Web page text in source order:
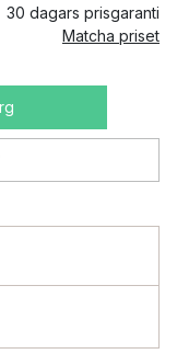
30 dagars prisgaranti
Matcha priset